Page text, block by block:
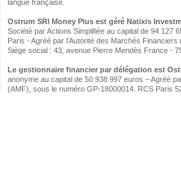
langue française.
Ostrum SRI Money Plus est géré Natixis
Société par Actions Simplifiée au capital de 94 127
Paris - Agréé par l’Autorité des Marchés
Siège social : 43, avenue Pierre Mendès France -
Le gestionnaire financier par délégation est
anonyme au capital de 50 938 997 euros – Agréé
(AMF), sous le numéro GP-18000014. RCS Paris